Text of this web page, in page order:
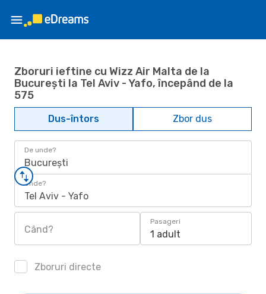
Zboruri ieftine cu Wizz Air Malta de la
București la Tel Aviv - Yafo, începând de la
575
Dus-întors Zbor dus
De unde?
București
Unde?
Tel Aviv - Yafo
Când?
Pasageri
1 adult
Zboruri directe